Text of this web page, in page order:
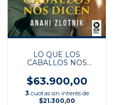
LO QUE LOS
CABALLOS NOS
$63.900,00
3 cuotas sin interés de
$21.300,00